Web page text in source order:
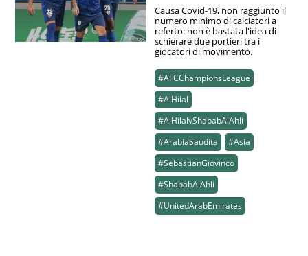
Causa Covid-19, non raggiunto il
numero minimo di calciatori a
referto: non è bastata l'idea di
schierare due portieri tra i
giocatori di movimento.
#AFCChampionsLeague
#AlHilal
#AlHilalvShababAlAhli
#ArabiaSaudita
#Asia
#SebastianGiovinco
#ShababAlAhli
#UnitedArabEmirates